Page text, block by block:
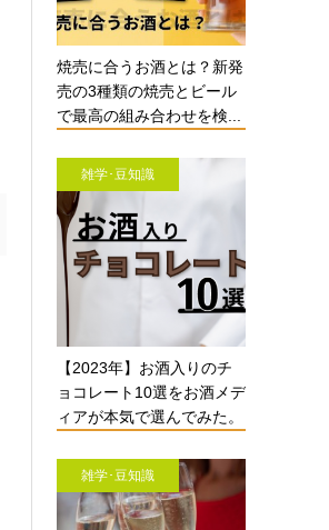
焼売に合うお酒とは？新発
売の3種類の焼売とビール
で最高の組み合わせを検...
雑学･豆知識
【2023年】お酒入りのチ
ョコレート10選をお酒メデ
ィアが本気で選んでみた。
雑学･豆知識